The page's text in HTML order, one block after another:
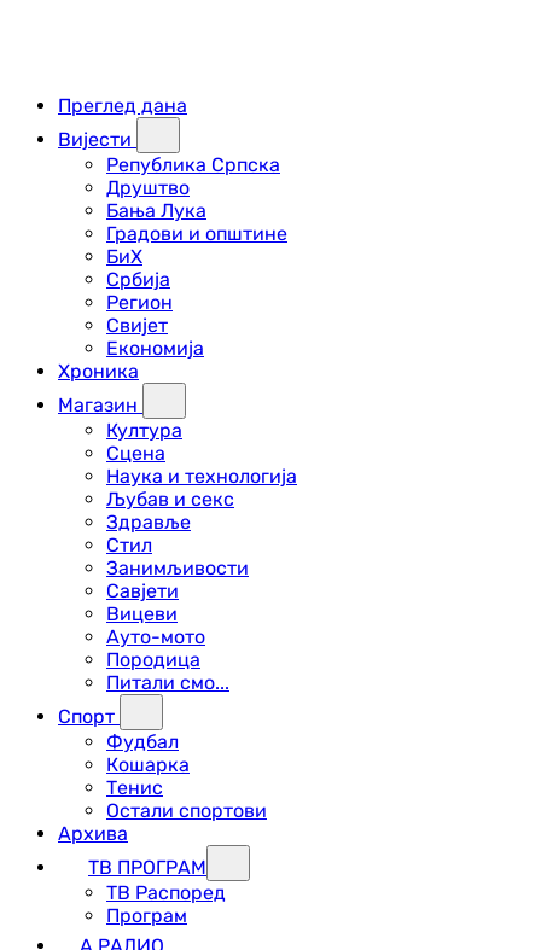
Преглед дана
Вијести
Република Српска
Друштво
Бања Лука
Градови и општине
БиХ
Србија
Регион
Свијет
Економија
Хроника
Магазин
Култура
Сцена
Наука и технологија
Љубав и секс
Здравље
Стил
Занимљивости
Савјети
Вицеви
Ауто-мото
Породица
Питали смо...
Спорт
Фудбал
Кошарка
Тенис
Остали спортови
Архива
ТВ ПРОГРАМ
ТВ Распоред
Програм